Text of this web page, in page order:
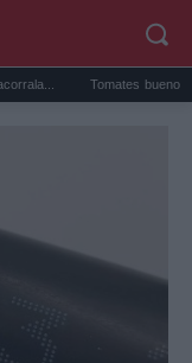
Tomates buenos en